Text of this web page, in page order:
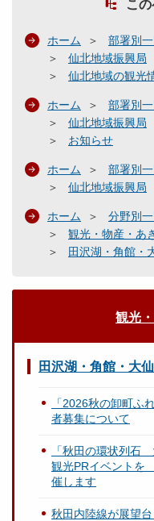
こ
ホーム 部署別
仙北地域振興局
仙北地域の観光
ホーム 部署別
仙北地域振興局
お知らせ
ホーム 部署別
仙北地域振興局
ホーム 分野別
観光・物産・あ
田沢湖・角館・
観光
田沢湖・角館・大
「2026秋の卸町ふ
者募集について
「秋田の環状列
観光PRイベントを
催します
秋田内陸線が展望